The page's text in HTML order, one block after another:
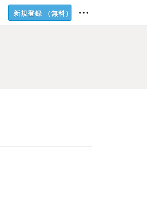
新規登録 （無料）